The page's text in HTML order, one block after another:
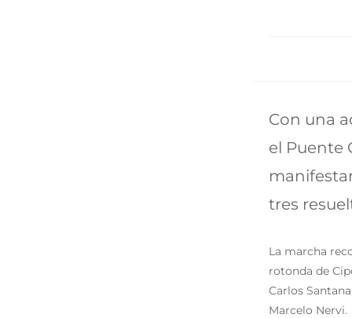
Con una
el Puente
tres
La marcha
rotonda de
Carlos
Marcelo Nervi.